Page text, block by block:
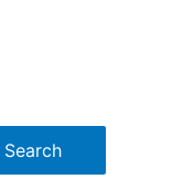
Search